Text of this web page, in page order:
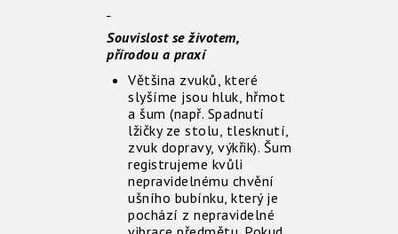
Souvislost se životem,
přírodou a praxí
Většina zvuků, které
slyšíme jsou hluk, hřmot
a šum (např. Spadnutí
lžičky ze stolu, tlesknutí,
zvuk dopravy, výkřik). Šum
registrujeme kvůli
nepravidelnému chvění
ušního bubínku, který je
pochází z nepravidelné